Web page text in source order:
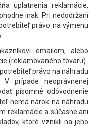
uplatnenia reklamácie,
inak. Pri nedodržaní
právo na výmenu
emailom, alebo
(reklamovaného tovaru).
právo na náhradu
prípade neoprávnenej
písomné odôvodnenie
nemá nárok na náhradu
reklamácie a súčasne ani
ktoré vznikli na jeho